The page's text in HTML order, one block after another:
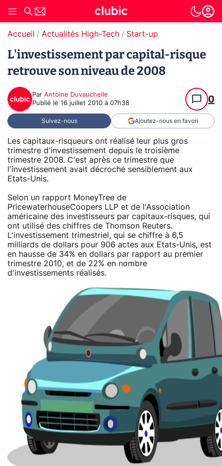
Accueil Actualités High-Tech Start-up
L'investissement par capital-risque
retrouve son niveau de 2008
Par Antoine Duvauchelle
Publié le 16 juillet 2010 à 07h38 0
Suivez-nous Ajoutez-nous en favori
Les capitaux-risqueurs ont réalisé leur plus gros
trimestre d'investissement depuis le troisième
trimestre 2008. C'est après ce trimestre que
l'investissement avait décroché sensiblement aux
Etats-Unis.
Selon un rapport MoneyTree de
PricewaterhouseCoopers LLP et de l'Association
américaine des investisseurs par capitaux-risques, qui
ont utilisé des chiffres de Thomson Reuters.
L'investissement trimestriel, qui se chiffre à 6,5
milliards de dollars pour 906 actes aux Etats-Unis, est
en hausse de 34% en dollars par rapport au premier
trimestre 2010, et de 22% en nombre
d'investissements réalisés.